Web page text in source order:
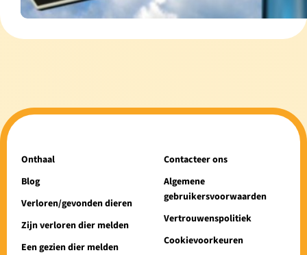
Onthaal
Blog
Verloren/gevonden dieren
Zijn verloren dier melden
Een gezien dier melden
Contacteer ons
Algemene
gebruikersvoorwaarden
Vertrouwenspolitiek
Cookievoorkeuren